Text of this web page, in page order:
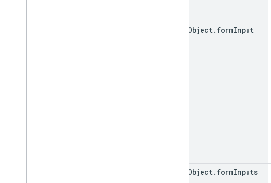
Object. formInput
Object. formInputs